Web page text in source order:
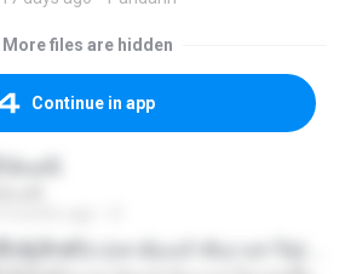
More files are hidden
Continue in app